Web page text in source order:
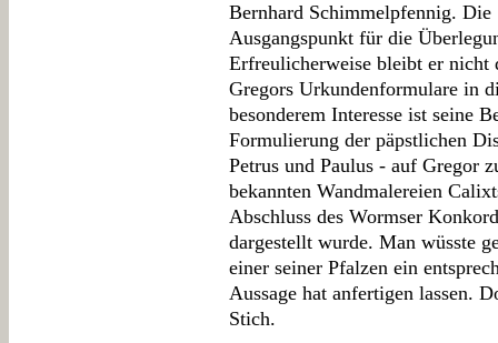
Bernhard Schimmelpfennig.
Ausgangspunkt für die
Erfreulicherweise bleibt er nicht
Gregors Urkundenformulare in
besonderem Interesse ist seine
Formulierung der päpstlichen
Petrus und Paulus - auf Gregor
bekannten Wandmalereien
Abschluss des Wormser
dargestellt wurde. Man wüsste
einer seiner Pfalzen ein
Aussage hat anfertigen lassen.
Stich.